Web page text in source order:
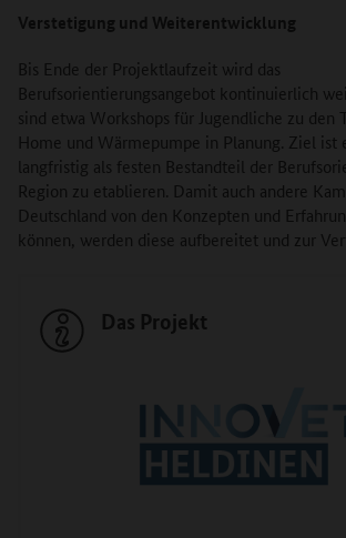
Verstetigung und Weiterentwicklung
Bis Ende der Projektlaufzeit wird das
Berufsorientierungsangebot kontinuierlich
sind etwa Workshops für Jugendliche zu den
Home und Wärmepumpe in Planung. Ziel ist
langfristig als festen Bestandteil der
Region zu etablieren. Damit auch andere
Deutschland von den Konzepten und
können, werden diese aufbereitet und zur
Das Projekt